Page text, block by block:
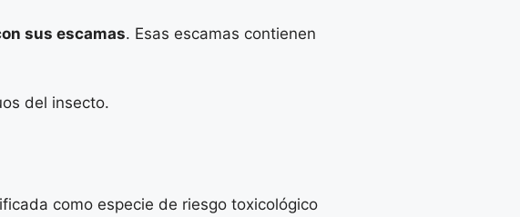
sus escamas. Esas escamas contienen
del insecto.
como especie de riesgo toxicológico